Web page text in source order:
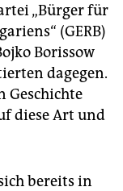
„Bürger für
(GERB)
Borissow
dagegen.
Geschichte
diese Art und
bereits in